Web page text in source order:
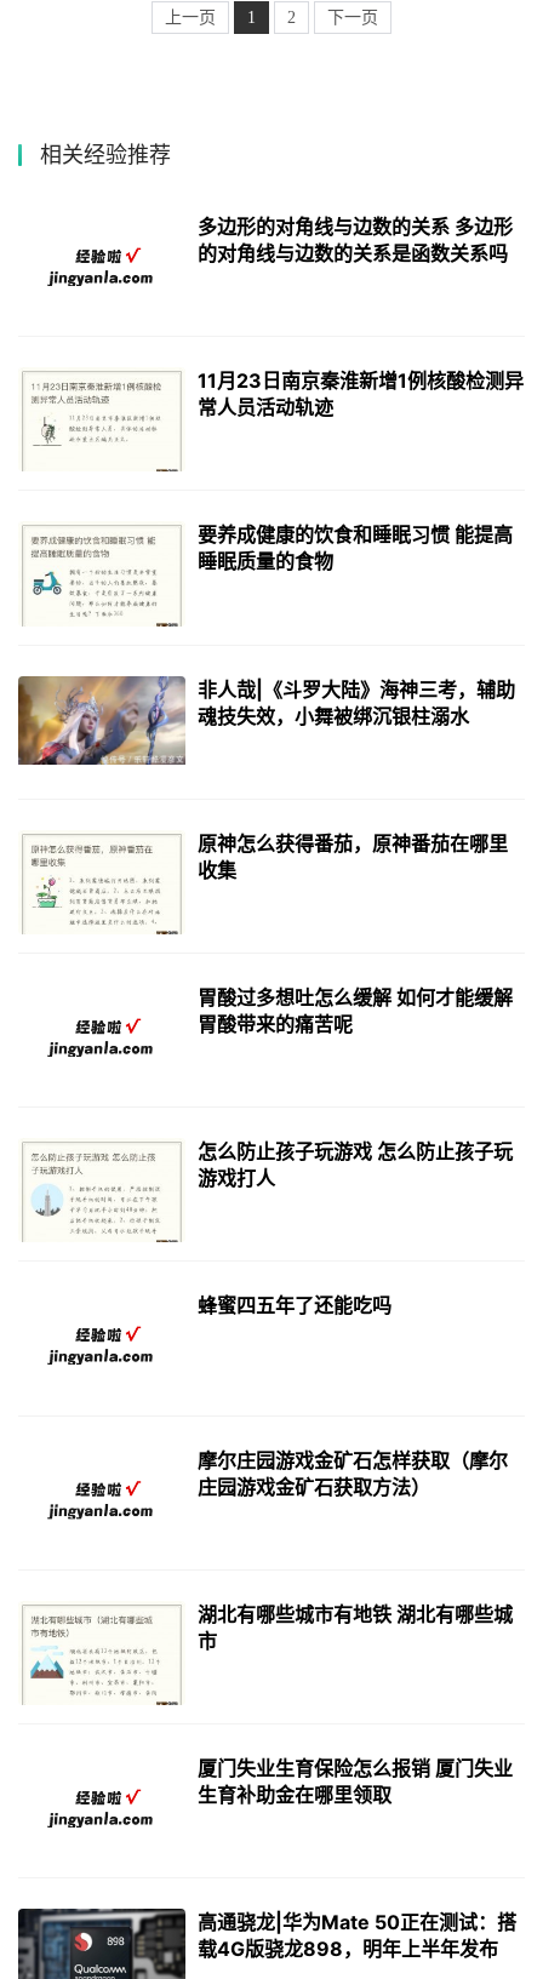
上一页 1 2 下一页
相关经验推荐
多边形的对角线与边数的关系 多边形
的对角线与边数的关系是函数关系吗
11月23日南京秦淮新增1例核酸检测异
常人员活动轨迹
要养成健康的饮食和睡眠习惯 能提高
睡眠质量的食物
非人哉|《斗罗大陆》海神三考，辅助
魂技失效，小舞被绑沉银柱溺水
原神怎么获得番茄，原神番茄在哪里
收集
胃酸过多想吐怎么缓解 如何才能缓解
胃酸带来的痛苦呢
怎么防止孩子玩游戏 怎么防止孩子玩
游戏打人
蜂蜜四五年了还能吃吗
摩尔庄园游戏金矿石怎样获取（摩尔
庄园游戏金矿石获取方法）
湖北有哪些城市有地铁 湖北有哪些城
市
厦门失业生育保险怎么报销 厦门失业
生育补助金在哪里领取
高通骁龙|华为Mate 50正在测试：搭
载4G版骁龙898，明年上半年发布